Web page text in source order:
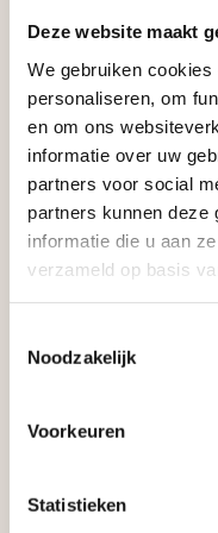
Deze website maakt
We gebruiken
personaliseren, om
en om ons
informatie over uw
partners voor social
partners kunnen deze
informatie die u aan
verzameld op basis
Noodzakelijk
Voorkeuren
Statistieken
Zakelijke
Vego
voor zakelijke
infraproducten. Als
tuinmaterialen
aan producten van
zakelijke
Aangepaste
Waardenburg en
de vakantieperiode
zaterdag. Bekijk de
actuele
maanden dicht is
Met vier